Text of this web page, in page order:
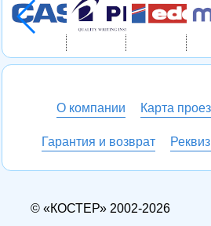
О компании Карта
Гарантия и возврат
© «КОСТЕР» 2002-2026